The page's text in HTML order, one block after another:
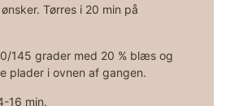
Tørres i 20 min på
145 grader med 20 % blæs og
plader i ovnen af gangen.
16 min.